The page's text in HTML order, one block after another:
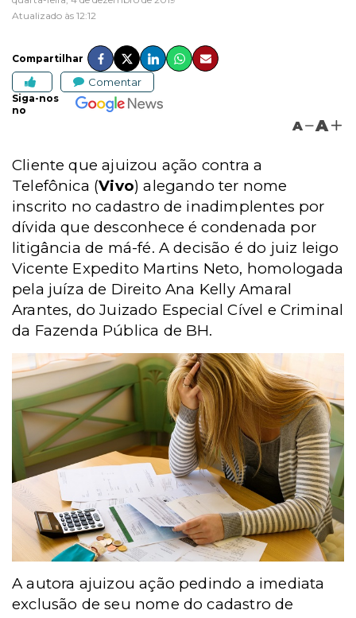
Atualizado às 12:12
Compartilhar
Comentar
Siga-nos
no
A A
Cliente que ajuizou ação contra a
Telefônica (Vivo) alegando ter nome
inscrito no cadastro de inadimplentes por
dívida que desconhece é condenada por
litigância de má-fé. A decisão é do juiz leigo
Vicente Expedito Martins Neto, homologada
pela juíza de Direito Ana Kelly Amaral
Arantes, do Juizado Especial Cível e Criminal
da Fazenda Pública de BH.
A autora ajuizou ação pedindo a imediata
exclusão de seu nome do cadastro de